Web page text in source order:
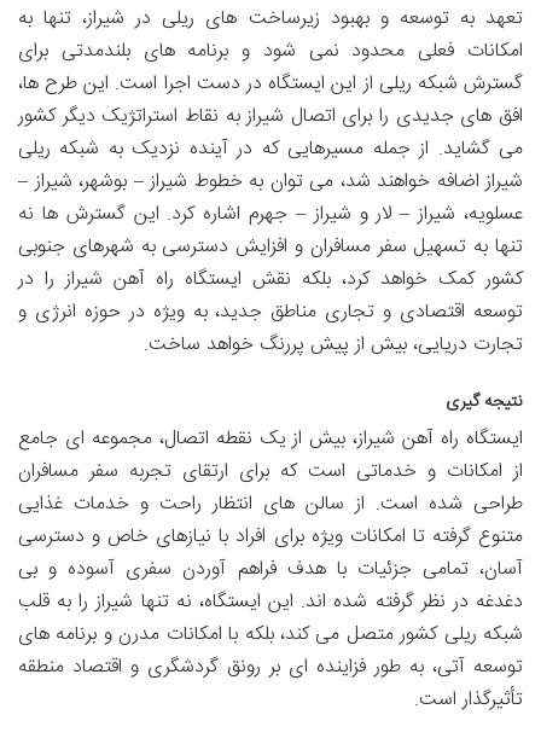
تعهد به توسعه و بهبود زیرساخت های ریلی در شیراز، تنها به
امکانات فعلی محدود نمی شود و برنامه های بلندمدتی برای
گسترش شبکه ریلی از این ایستگاه در دست اجرا است. این طرح ها،
افق های جدیدی را برای اتصال شیراز به نقاط استراتژیک دیگر کشور
می گشاید. از جمله مسیرهایی که در آینده نزدیک به شبکه ریلی
شیراز اضافه خواهند شد، می توان به خطوط شیراز – بوشهر، شیراز –
عسلویه، شیراز – لار و شیراز – جهرم اشاره کرد. این گسترش ها نه
تنها به تسهیل سفر مسافران و افزایش دسترسی به شهرهای جنوبی
کشور کمک خواهد کرد، بلکه نقش ایستگاه راه آهن شیراز را در
توسعه اقتصادی و تجاری مناطق جدید، به ویژه در حوزه انرژی و
تجارت دریایی، بیش از پیش پررنگ خواهد ساخت.
نتیجه گیری
ایستگاه راه آهن شیراز، بیش از یک نقطه اتصال، مجموعه ای جامع
از امکانات و خدماتی است که برای ارتقای تجربه سفر مسافران
طراحی شده است. از سالن های انتظار راحت و خدمات غذایی
متنوع گرفته تا امکانات ویژه برای افراد با نیازهای خاص و دسترسی
آسان، تمامی جزئیات با هدف فراهم آوردن سفری آسوده و بی
دغدغه در نظر گرفته شده اند. این ایستگاه، نه تنها شیراز را به قلب
شبکه ریلی کشور متصل می کند، بلکه با امکانات مدرن و برنامه های
توسعه آتی، به طور فزاینده ای بر رونق گردشگری و اقتصاد منطقه
تأثیرگذار است.